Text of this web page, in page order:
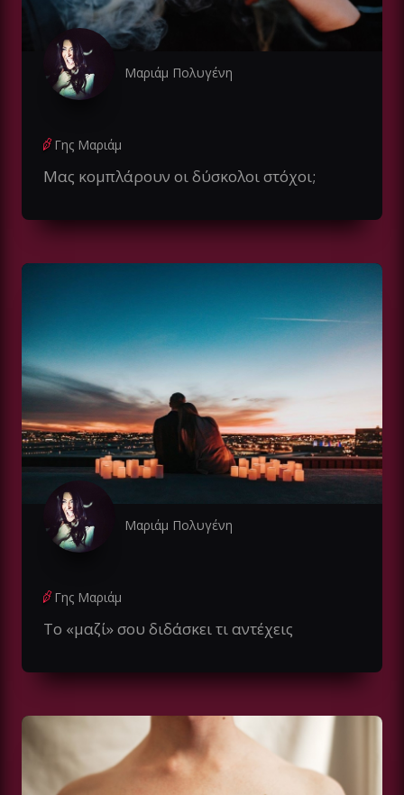
Μαριάμ Πολυγένη
Γης Μαριάμ
Μας κομπλάρουν οι δύσκολοι στόχοι;
Μαριάμ Πολυγένη
Γης Μαριάμ
Tο «μαζί» σου διδάσκει τι αντέχεις